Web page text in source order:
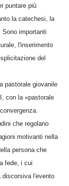
puntare più
la catechesi, la
importanti
l'inserimento
del
pastorale giovanile
con la «pastorale
che regolano
motivanti nella
persona che
fede, i cui
discorsiva l'evento